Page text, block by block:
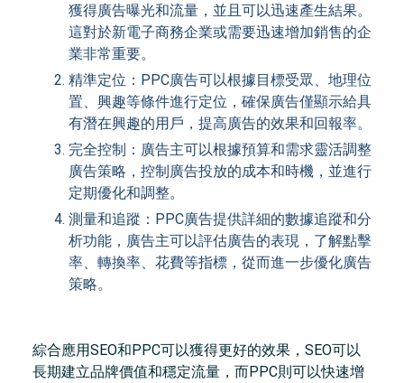
獲得廣告曝光和流量，並且可以迅速產生結果。
這對於新電子商務企業或需要迅速增加銷售的企
業非常重要。
精準定位：PPC廣告可以根據目標受眾、地理位
置、興趣等條件進行定位，確保廣告僅顯示給具
有潛在興趣的用戶，提高廣告的效果和回報率。
完全控制：廣告主可以根據預算和需求靈活調整
廣告策略，控制廣告投放的成本和時機，並進行
定期優化和調整。
測量和追蹤：PPC廣告提供詳細的數據追蹤和分
析功能，廣告主可以評估廣告的表現，了解點擊
率、轉換率、花費等指標，從而進一步優化廣告
策略。
綜合應用SEO和PPC可以獲得更好的效果，SEO可以
長期建立品牌價值和穩定流量，而PPC則可以快速增